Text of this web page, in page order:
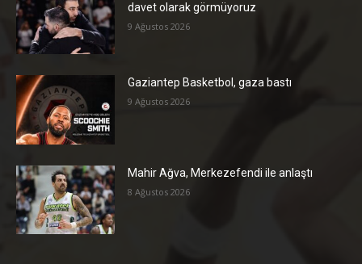
davet olarak görmüyoruz
9 Ağustos 2026
Gaziantep Basketbol, gaza bastı
9 Ağustos 2026
Mahir Ağva, Merkezefendi ile anlaştı
8 Ağustos 2026